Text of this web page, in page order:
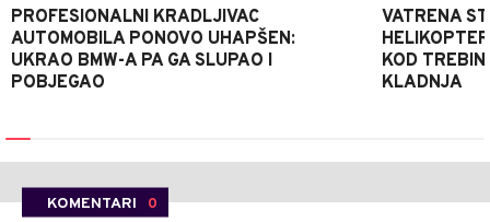
PROFESIONALNI KRADLJIVAC
AUTOMOBILA PONOVO UHAPŠEN:
UKRAO BMW-A PA GA SLUPAO I
POBJEGAO
VATRENA
KOD
KLADNJA
KOMENTARI 0